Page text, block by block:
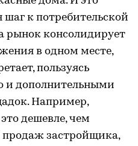
шаг к потребительской
рынок консолидирует
в одном месте,
пользуясь
и дополнительными
Например,
дешевле, чем
продаж застройщика,